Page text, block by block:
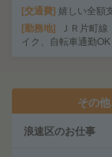
交通費 嬉しい全額
勤務地
ＪＲ片町
イク、自転車通勤OK
その
浪速区のお仕事